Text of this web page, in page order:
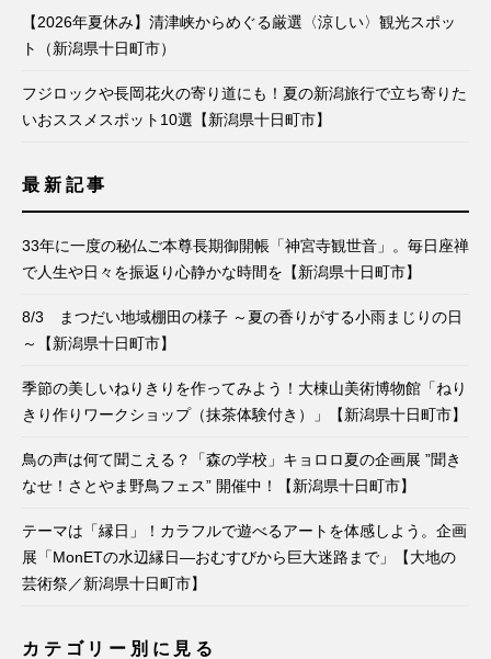
【2026年夏休み】清津峡からめぐる厳選〈涼しい〉観光スポッ
ト（新潟県十日町市）
フジロックや長岡花火の寄り道にも！夏の新潟旅行で立ち寄りた
いおススメスポット10選【新潟県十日町市】
最新記事
33年に一度の秘仏ご本尊長期御開帳「神宮寺観世音」。毎日座禅
で人生や日々を振返り心静かな時間を【新潟県十日町市】
8/3 まつだい地域棚田の様子 ～夏の香りがする小雨まじりの日
～【新潟県十日町市】
季節の美しいねりきりを作ってみよう！大棟山美術博物館「ねり
きり作りワークショップ（抹茶体験付き）」【新潟県十日町市】
鳥の声は何て聞こえる？「森の学校」キョロロ夏の企画展 ”聞き
なせ！さとやま野鳥フェス” 開催中！【新潟県十日町市】
テーマは「縁日」！カラフルで遊べるアートを体感しよう。企画
展「MonETの水辺縁日―おむすびから巨大迷路まで」【大地の
芸術祭／新潟県十日町市】
カテゴリー別に見る